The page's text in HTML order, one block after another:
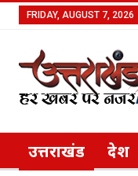
FRIDAY, AUGUST 7, 2026
उत्तराखंड देश